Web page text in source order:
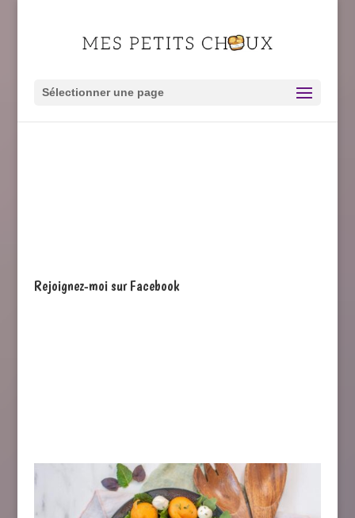
Sélectionner une page
Rejoignez-moi sur Facebook